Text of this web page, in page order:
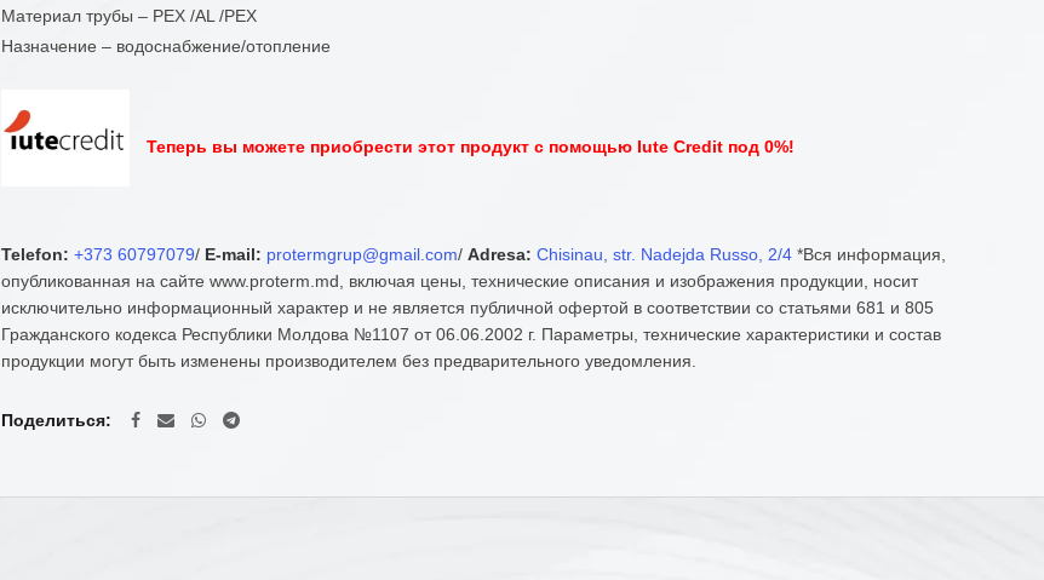
Материал трубы – PEX /AL /PEX
Назначение – водоснабжение/отопление
Теперь вы можете приобрести этот продукт с помощью Iute Credit под 0%!
Telefon: +373 60797079/ E-mail: protermgrup@gmail.com/Adresa: Chisinau, str. Nadejda Russo, 2/4 *Вся информация,
опубликованная на сайте www.proterm.md, включая цены, технические описания и изображения продукции, носит
исключительно информационный характер и не является публичной офертой в соответствии со статьями 681 и 805
Гражданского кодекса Республики Молдова №1107 от 06.06.2002 г. Параметры, технические характеристики и состав
продукции могут быть изменены производителем без предварительного уведомления.
Поделиться